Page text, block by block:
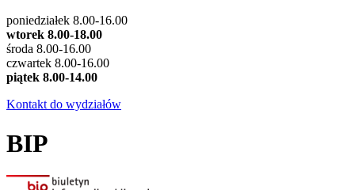
poniedziałek 8.00-16.00
wtorek 8.00-18.00
środa 8.00-16.00
czwartek 8.00-16.00
piątek 8.00-14.00
Kontakt do wydziałów
BIP